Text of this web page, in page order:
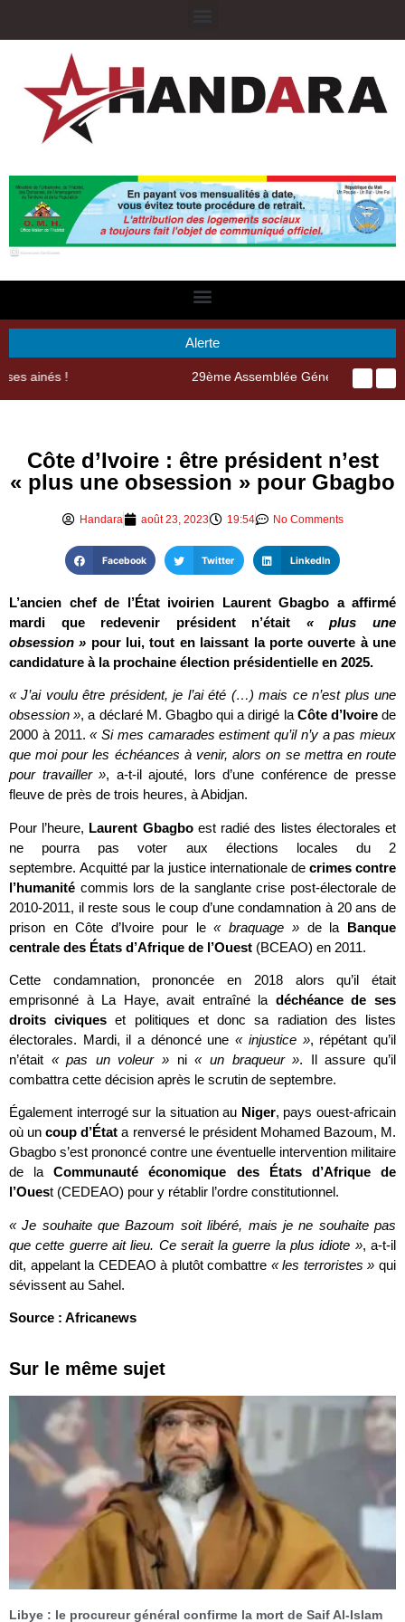
Alerte
29ème Assemblée Générale Ordinaire de l’Union Nyèsigiso : L’encours total des dépôts des membres passé de 18 milliards en 2024 à 21 milliards en 2025
Côte d’Ivoire : être président n’est
« plus une obsession » pour Gbagbo
Handara août 23, 2023 19:54 No Comments
Facebook Twitter LinkedIn
L’ancien chef de l’État ivoirien Laurent Gbagbo a affirmé
mardi que redevenir président n’était « plus une
obsession » pour lui, tout en laissant la porte ouverte à une
candidature à la prochaine élection présidentielle en 2025.
« J’ai voulu être président, je l’ai été (…) mais ce n’est plus une
obsession », a déclaré M. Gbagbo qui a dirigé la Côte d’Ivoirede
2000 à 2011.« Si mes camarades estiment qu’il n’y a pas mieux
que moi pour les échéances à venir, alors on se mettra en route
pour travailler », a-t-il ajouté, lors d’une conférence de presse
fleuve de près de trois heures, à Abidjan.
Pour l’heure, Laurent Gbagboest radié des listes électorales et
ne pourra pas voter aux élections locales du 2
septembre. Acquitté par la justice internationale de crimes contre
l’humanité commis lors de la sanglante crise post-électorale de
2010-2011, il reste sous le coup d’une condamnation à 20 ans de
prison en Côte d’Ivoire pour le« braquage »de la Banque
centrale des États d’Afrique de l’Ouest (BCEAO) en 2011.
Cette condamnation, prononcée en 2018 alors qu’il était
emprisonné à La Haye, avait entraîné la déchéance de ses
droits civiques et politiques et donc sa radiation des listes
électorales. Mardi, il a dénoncé une« injustice », répétant qu’il
n’était « pas un voleur » ni« un braqueur ». Il assure qu’il
combattra cette décision après le scrutin de septembre.
Également interrogé sur la situation au Niger, pays ouest-africain
où uncoup d’État a renversé le président Mohamed Bazoum, M.
Gbagbo s’est prononcé contre une éventuelle intervention militaire
de laCommunauté économique des États d’Afrique de
l’Ouest (CEDEAO) pour y rétablir l’ordre constitutionnel.
« Je souhaite que Bazoum soit libéré, mais je ne souhaite pas
que cette guerre ait lieu. Ce serait la guerre la plus idiote », a-t-il
dit, appelant la CEDEAO à plutôt combattre « les terroristes » qui
sévissent au Sahel.
Source : Africanews
Sur le même sujet
Libye : le procureur général confirme la mort de Saif Al-Islam